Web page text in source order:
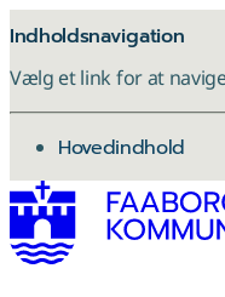
Indholdsnavigation
Vælg et link for at
gå til
Hovedindhold